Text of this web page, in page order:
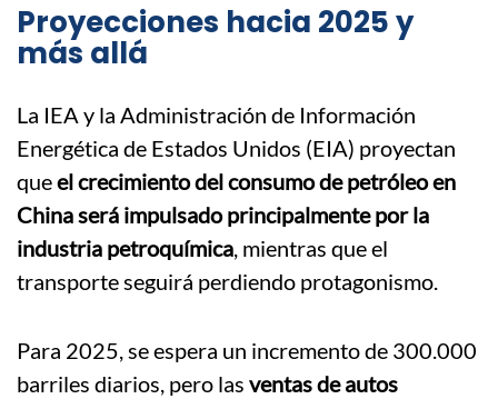
Proyecciones hacia 2025 y
más allá
La IEA y la Administración de Información
Energética de Estados Unidos (EIA) proyectan
queel crecimiento del consumo de petróleo en
China será impulsado principalmente por la
industria petroquímica, mientras que el
transporte seguirá perdiendo protagonismo.
Para 2025, se espera un incremento de 300.000
barriles diarios, pero las ventas de autos